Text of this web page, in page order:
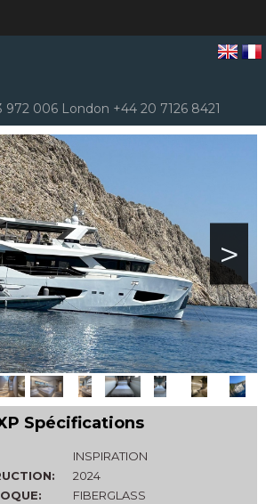
972 006 London +44 20 7126 8421
>
Spécifications
INSPIRATION
2024
FIBERGLASS